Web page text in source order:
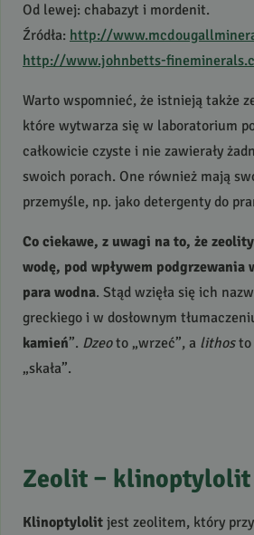
Od lewej: chabazyt i mordenit.
Źródła: http://
http://www.johnbetts-
Warto wspomnieć, że istnieją także
które wytwarza się w laboratorium
całkowicie czyste i nie zawierały
swoich porach. One również mają
przemyśle, np. jako detergenty do
Co ciekawe, z uwagi na to, że
wodę, pod wpływem podgrzewania
para wodna. Stąd wzięła się ich
greckiego i w dosłownym
kamień”. Dzeoto „wrzeć”, a lithosto
„skała”.
Zeolit – klinoptylolit
Klinoptylolit jest zeolitem, który